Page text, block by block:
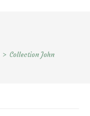
> Collection John